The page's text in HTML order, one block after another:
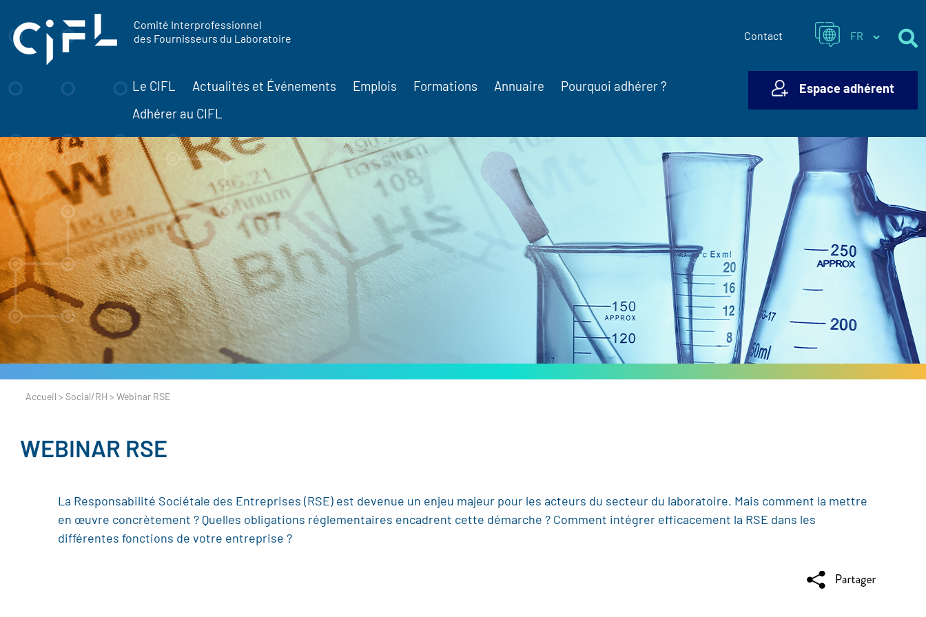
Comité Interprofessionnel
des Fournisseurs du Laboratoire
Contact
Le CIFL Actualités et Événements Emplois Formations Annuaire Pourquoi adhérer ?
Adhérer au CIFL
Espace adhérent
Accueil > Social/RH > Webinar RSE
WEBINAR RSE
La Responsabilité Sociétale des Entreprises (RSE) est devenue un enjeu majeur pour les acteurs du secteur du laboratoire. Mais comment la mettre
en œuvre concrètement ? Quelles obligations réglementaires encadrent cette démarche ? Comment intégrer efficacement la RSE dans les
différentes fonctions de votre entreprise ?